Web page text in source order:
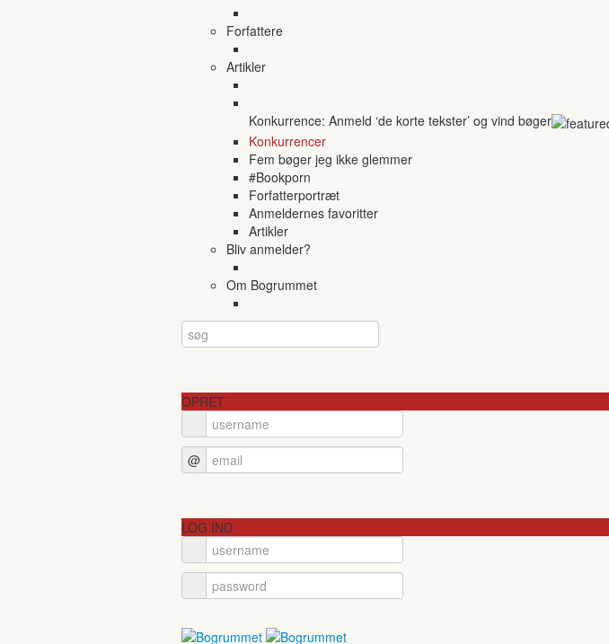
Forfattere
Artikler
Konkurrence: Anmeld ‘de korte tekster’ og vind bøger
Konkurrencer
Fem bøger jeg ikke glemmer
#Bookporn
Forfatterportræt
Anmeldernes favoritter
Artikler
Bliv anmelder?
Om Bogrummet
OPRET
@
LOG IND